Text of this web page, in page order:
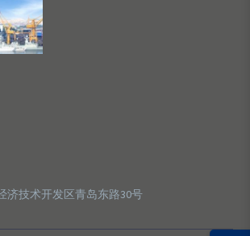
济技术开发区青岛东路30号